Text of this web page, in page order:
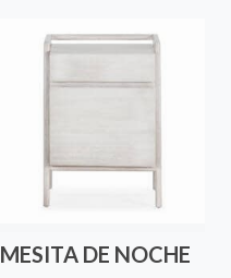
MESITA DE NOCHE